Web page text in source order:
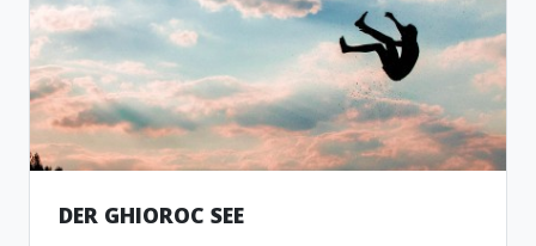
DER GHIOROC SEE